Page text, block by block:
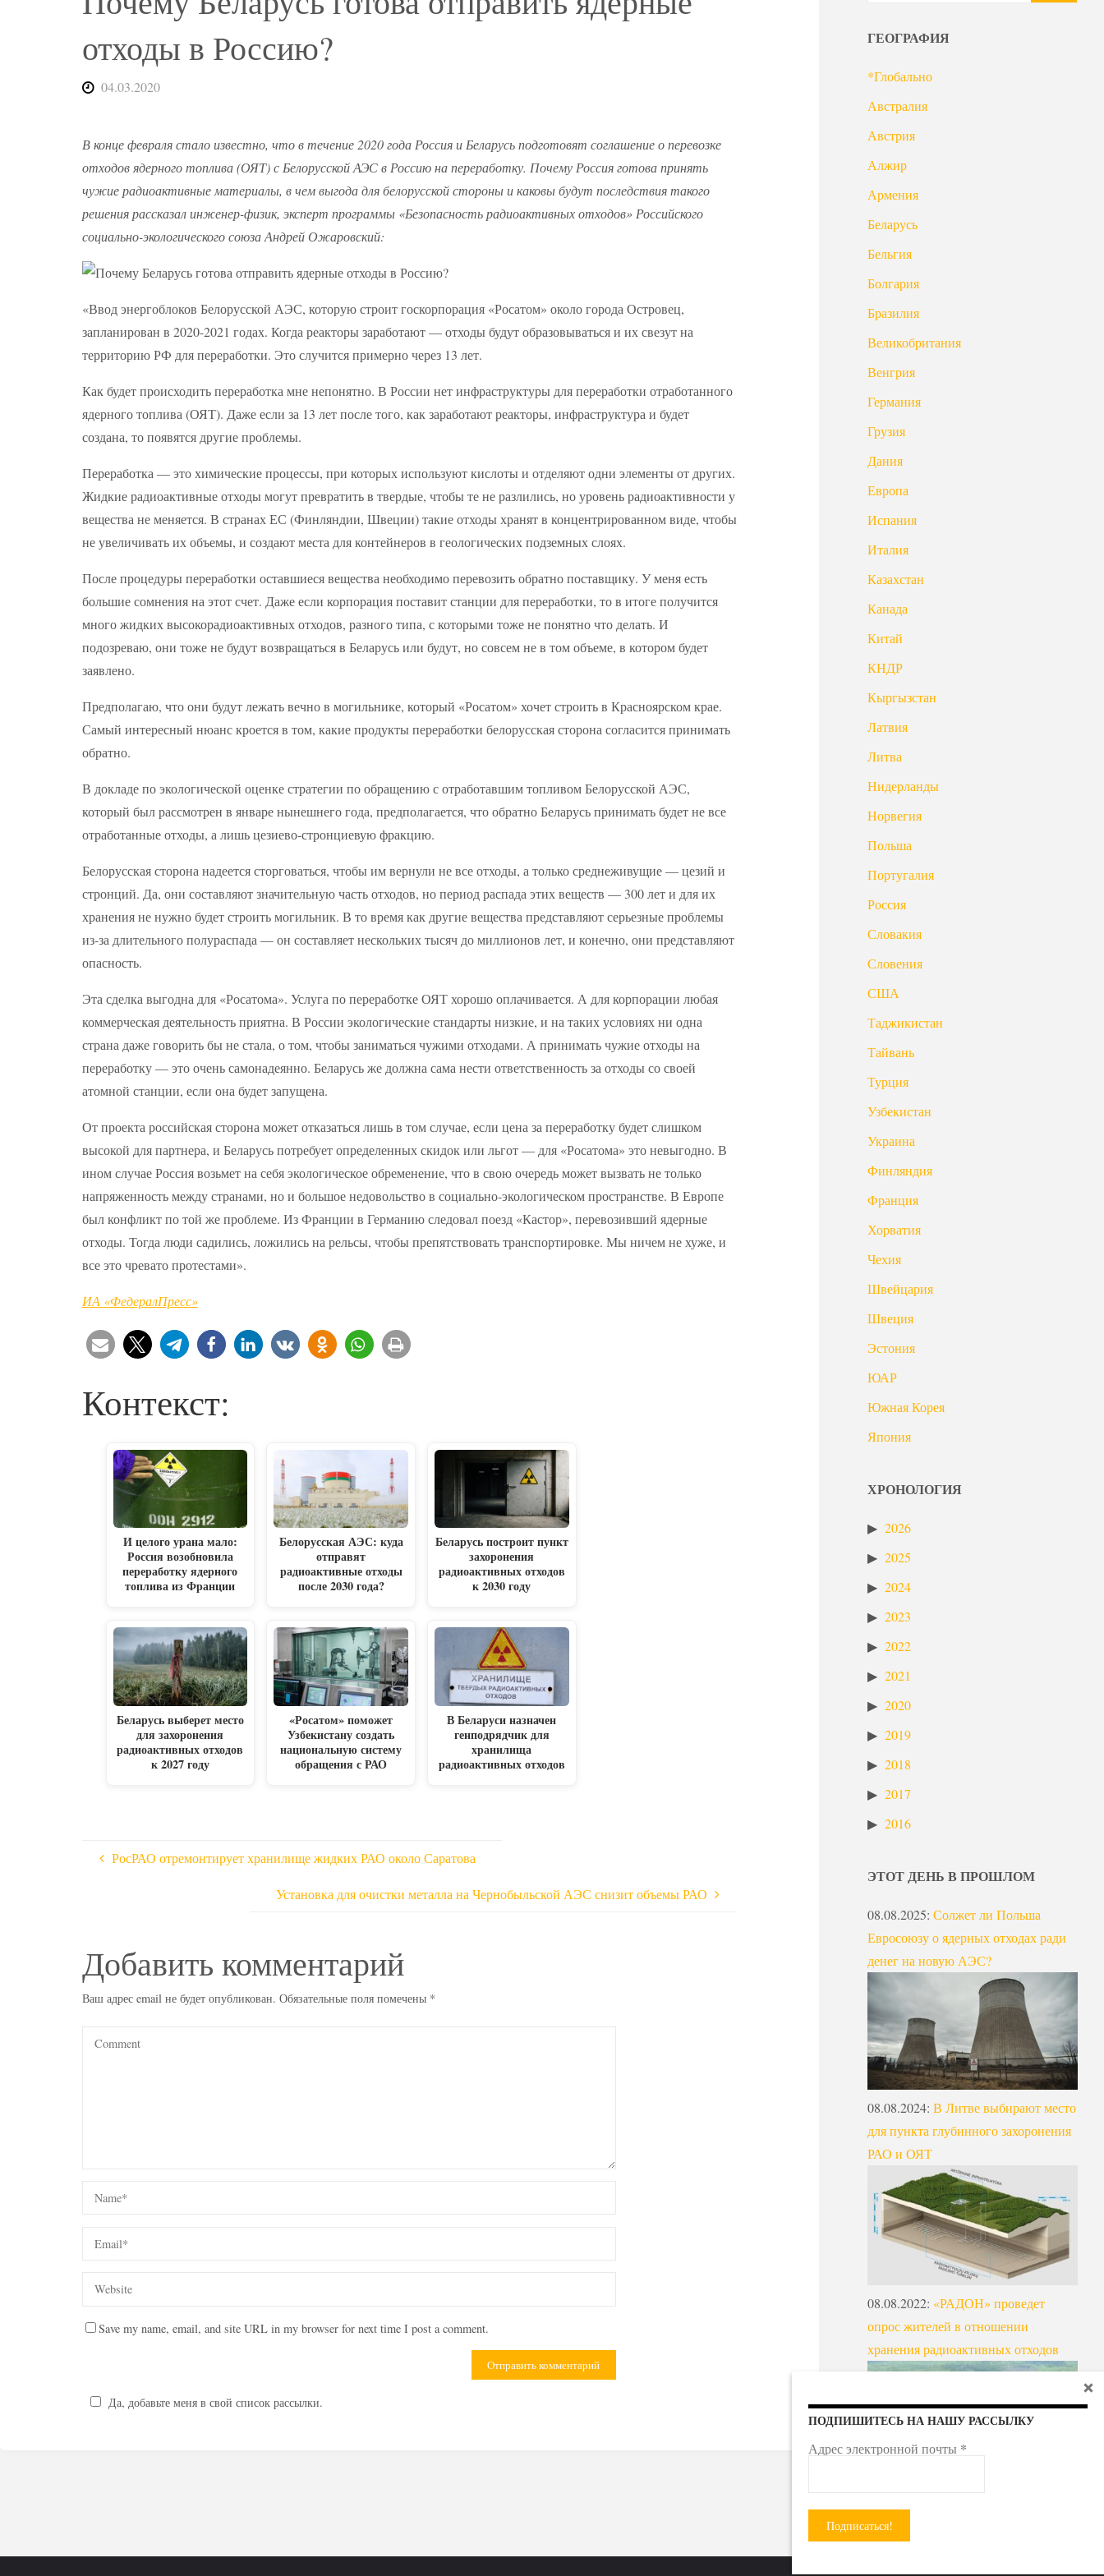
отходы в Россию?
04.03.2020
В конце февраля стало известно, что в течение 2020 года Россия и Беларусь подготовят соглашение о перевозке
отходов ядерного топлива (ОЯТ) с Белорусской АЭС в Россию на переработку. Почему Россия готова принять
чужие радиоактивные материалы, в чем выгода для белорусской стороны и каковы будут последствия такого
решения рассказал инженер-физик, эксперт программы «Безопасность радиоактивных отходов» Российского
социально-экологического союза Андрей Ожаровский:
«Ввод энергоблоков Белорусской АЭС, которую строит госкорпорация «Росатом» около города Островец,
запланирован в 2020-2021 годах. Когда реакторы заработают — отходы будут образовываться и их свезут на
территорию РФ для переработки. Это случится примерно через 13 лет.
Как будет происходить переработка мне непонятно. В России нет инфраструктуры для переработки отработанного
ядерного топлива (ОЯТ). Даже если за 13 лет после того, как заработают реакторы, инфраструктура и будет
создана, то появятся другие проблемы.
Переработка — это химические процессы, при которых используют кислоты и отделяют одни элементы от других.
Жидкие радиоактивные отходы могут превратить в твердые, чтобы те не разлились, но уровень радиоактивности у
вещества не меняется. В странах ЕС (Финляндии, Швеции) такие отходы хранят в концентрированном виде, чтобы
не увеличивать их объемы, и создают места для контейнеров в геологических подземных слоях.
После процедуры переработки оставшиеся вещества необходимо перевозить обратно поставщику. У меня есть
большие сомнения на этот счет. Даже если корпорация поставит станции для переработки, то в итоге получится
много жидких высокорадиоактивных отходов, разного типа, с которыми тоже не понятно что делать. И
подозреваю, они тоже не будут возвращаться в Беларусь или будут, но совсем не в том объеме, в котором будет
заявлено.
Предполагаю, что они будут лежать вечно в могильнике, который «Росатом» хочет строить в Красноярском крае.
Самый интересный нюанс кроется в том, какие продукты переработки белорусская сторона согласится принимать
обратно.
В докладе по экологической оценке стратегии по обращению с отработавшим топливом Белорусской АЭС,
который был рассмотрен в январе нынешнего года, предполагается, что обратно Беларусь принимать будет не все
отработанные отходы, а лишь цезиево-стронциевую фракцию.
Белорусская сторона надеется сторговаться, чтобы им вернули не все отходы, а только среднеживущие — цезий и
стронций. Да, они составляют значительную часть отходов, но период распада этих веществ — 300 лет и для их
хранения не нужно будет строить могильник. В то время как другие вещества представляют серьезные проблемы
из-за длительного полураспада — он составляет нескольких тысяч до миллионов лет, и конечно, они представляют
опасность.
Эта сделка выгодна для «Росатома». Услуга по переработке ОЯТ хорошо оплачивается. А для корпорации любая
коммерческая деятельность приятна. В России экологические стандарты низкие, и на таких условиях ни одна
страна даже говорить бы не стала, о том, чтобы заниматься чужими отходами. А принимать чужие отходы на
переработку — это очень самонадеянно. Беларусь же должна сама нести ответственность за отходы со своей
атомной станции, если она будет запущена.
От проекта российская сторона может отказаться лишь в том случае, если цена за переработку будет слишком
высокой для партнера, и Беларусь потребует определенных скидок или льгот — для «Росатома» это невыгодно. В
ином случае Россия возьмет на себя экологическое обременение, что в свою очередь может вызвать не только
напряженность между странами, но и большое недовольство в социально-экологическом пространстве. В Европе
был конфликт по той же проблеме. Из Франции в Германию следовал поезд «Кастор», перевозивший ядерные
отходы. Тогда люди садились, ложились на рельсы, чтобы препятствовать транспортировке. Мы ничем не хуже, и
все это чревато протестами».
ИА «ФедералПресс»
Контекст:
И целого урана мало:
Россия возобновила
переработку ядерного
топлива из Франции
Беларусь выберет место
для захоронения
радиоактивных отходов
к 2027 году
Белорусская АЭС: куда
отправят
радиоактивные отходы
после 2030 года?
«Росатом» поможет
Узбекистану создать
национальную систему
обращения с РАО
Беларусь построит пункт
захоронения
радиоактивных отходов
к 2030 году
В Беларуси назначен
генподрядчик для
хранилища
радиоактивных отходов
РосРАО отремонтирует хранилище жидких РАО около Саратова
Установка для очистки металла на Чернобыльской АЭС снизит объемы РАО
Добавить комментарий
Ваш адрес email не будет опубликован. Обязательные поля помечены *
Save my name, email, and site URL in my browser for next time I post a comment.
Да, добавьте меня в свой список рассылки.
ГЕОГРАФИЯ
*Глобально
Австралия
Австрия
Алжир
Армения
Беларусь
Бельгия
Болгария
Бразилия
Великобритания
Венгрия
Германия
Грузия
Дания
Европа
Испания
Италия
Казахстан
Канада
Китай
КНДР
Кыргызстан
Латвия
Литва
Нидерланды
Норвегия
Польша
Португалия
Россия
Словакия
Словения
США
Таджикистан
Тайвань
Турция
Узбекистан
Украина
Финляндия
Франция
Хорватия
Чехия
Швейцария
Швеция
Эстония
ЮАР
Южная Корея
Япония
ХРОНОЛОГИЯ
2026
2025
2024
2023
2022
2021
2020
2019
2018
2017
2016
ЭТОТ ДЕНЬ В ПРОШЛОМ
08.08.2025: Солжет ли Польша
Евросоюзу о ядерных отходах ради
денег на новую АЭС?
08.08.2024: В Литве выбирают место
для пункта глубинного захоронения
РАО и ОЯТ
08.08.2022: «РАДОН» проведет
опрос жителей в отношении
хранения радиоактивных отходов
ПОДПИШИТЕСЬ НА НАШУ РАССЫЛКУ
Адрес электронной почты *